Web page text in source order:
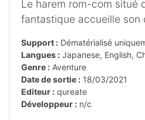
Le harem rom-com situé
fantastique accueille son
Support : Dématérialisé
Langues : Japanese, English,
Genre : Aventure
Date de sortie : 18/03/2021
Editeur : qureate
Développeur : n/c